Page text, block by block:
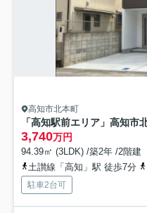
高知市北本町
3,740万円
94.39㎡ (3LDK) /築2年 /2階建
土讃線「高知」駅 徒歩7分
駐車2台可